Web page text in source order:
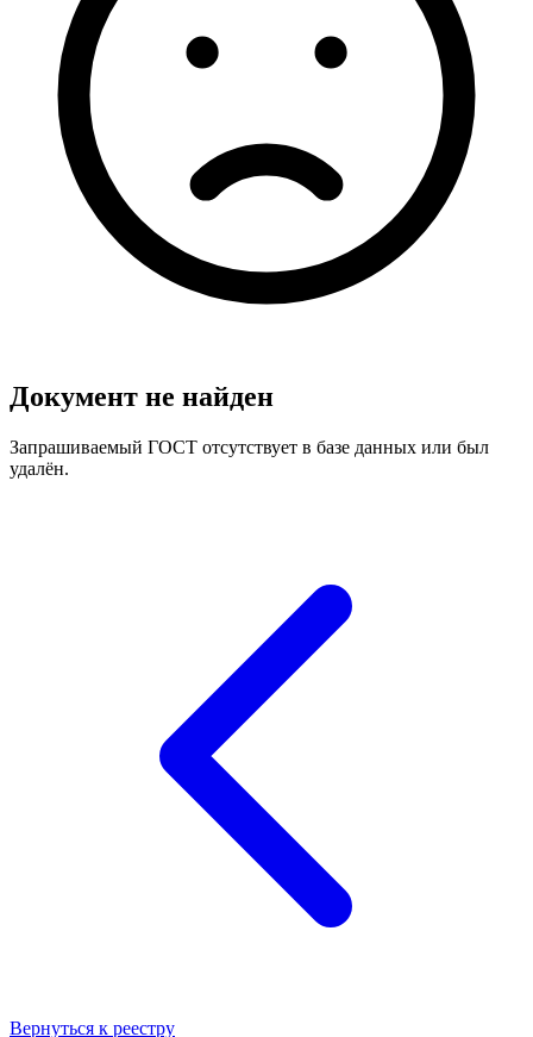
Документ не найден
Запрашиваемый ГОСТ отсутствует в базе данных или был
удалён.
Вернуться к реестру